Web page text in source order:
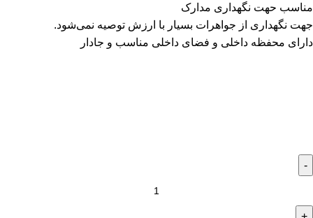
مناسب حهت نگهداری مدارک
جهت نگهداری از جواهرات بسیار با ارزش توصیه نمی‌شود.
دارای محفظه داخلی و فضای داخلی مناسب و جادار